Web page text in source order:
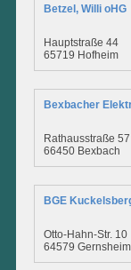
Betzel, Willi oHG
Hauptstraße 44
65719 Hofheim
Bexbacher
Rathausstraße 57
66450 Bexbach
BGE
Otto-Hahn-Str. 10
64579 Gernsheim